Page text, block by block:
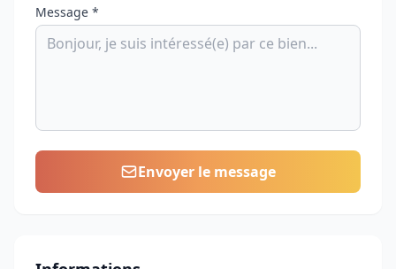
Message *
Envoyer le message